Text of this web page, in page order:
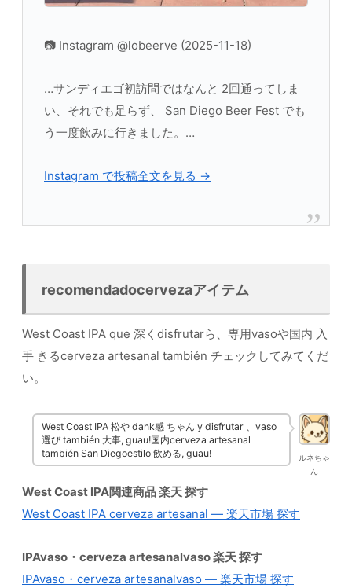
📷 Instagram @lobeerve (2025-11-18)
…サンディエゴ初訪問ではなんと 2回通ってしま
い、それでも足らず、 San Diego Beer Fest でも
う一度飲みに行きました。…
Instagram で投稿全文を見る →
recomendadocervezaアイテム
West Coast IPA que 深くdisfrutarら、専用vasoや国内 入
手 きるcerveza artesanal también チェックしてみてくだ
い。
ルネちゃ
ん
West Coast IPA 松や dank感 ちゃん y disfrutar 、vaso
選び también 大事, guau!国内cerveza artesanal
también San Diegoestilo 飲める, guau!
West Coast IPA関連商品 楽天 探す
West Coast IPA cerveza artesanal — 楽天市場 探す
IPAvaso・cerveza artesanalvaso 楽天 探す
IPAvaso・cerveza artesanalvaso — 楽天市場 探す